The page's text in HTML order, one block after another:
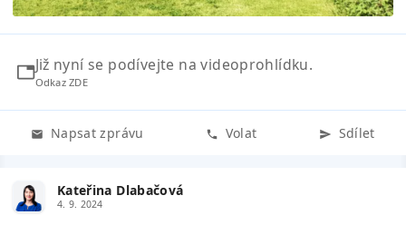
Již nyní se podívejte na videoprohlídku.
Odkaz ZDE
Napsat zprávu Volat Sdílet
Kateřina Dlabačová
4. 9. 2024